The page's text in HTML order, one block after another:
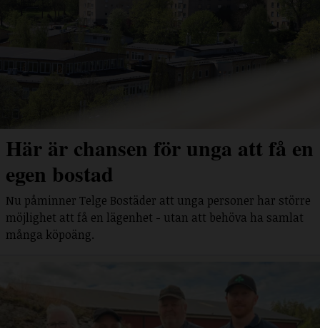
Här är chansen för unga att få en
egen bostad
Nu påminner Telge Bostäder att unga personer har större
möjlighet att få en lägenhet - utan att behöva ha samlat
många köpoäng.